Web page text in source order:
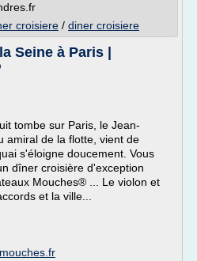
croisiere / diner croisiere
Seine à Paris |
tombe sur Paris, le Jean-
amiral de la flotte, vient de
s'éloigne doucement. Vous
dîner croisière d'exception
Mouches® ... Le violon et
et la ville...